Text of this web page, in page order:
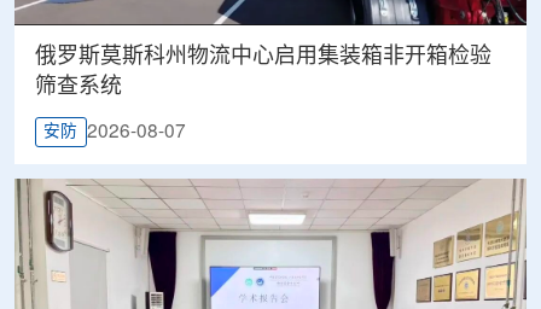
俄罗斯莫斯科州物流中心启用集装箱非开箱检验
筛查系统
安防 2026-08-07